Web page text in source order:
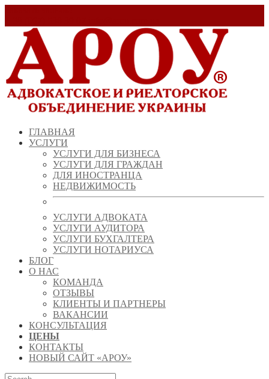
ГЛАВНАЯ
УСЛУГИ
УСЛУГИ ДЛЯ БИЗНЕСА
УСЛУГИ ДЛЯ ГРАЖДАН
ДЛЯ ИНОСТРАНЦА
НЕДВИЖИМОСТЬ
УСЛУГИ АДВОКАТА
УСЛУГИ АУДИТОРА
УСЛУГИ БУХГАЛТЕРА
УСЛУГИ НОТАРИУСА
БЛОГ
О НАС
КОМАНДА
ОТЗЫВЫ
КЛИЕНТЫ И ПАРТНЕРЫ
ВАКАНСИИ
КОНСУЛЬТАЦИЯ
ЦЕНЫ
КОНТАКТЫ
НОВЫЙ САЙТ «АРОУ»